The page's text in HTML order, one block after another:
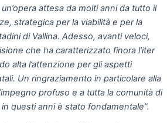
attesa da molti anni da tutto il
strategica per la viabilità e per la
di Vallina. Adesso, avanti veloci,
che ha caratterizzato finora l’iter
alta l’attenzione per gli aspetti
Un ringraziamento in particolare alla
profuso e a tutta la comunità di
questi anni è stato fondamentale”.